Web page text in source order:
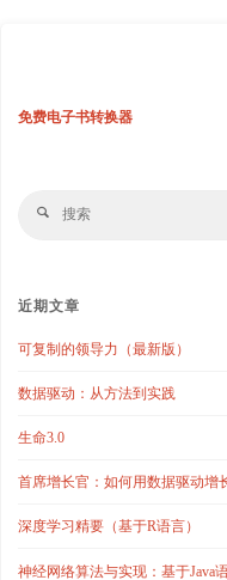
免费电子书转换器
搜
近期文章
可复制的领导力（最新版）
数据驱动：从方法到实践
生命3.0
首席增长官：如何用数据驱动增
深度学习精要（基于R语言）
神经网络算法与实现：基于Java